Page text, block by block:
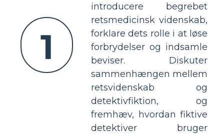
1
introducere begrebet
retsmedicinsk videnskab,
forklare dets rolle i at løse
forbrydelser og indsamle
beviser. Diskuter
sammenhængen mellem
retsvidenskab og
detektivfiktion, og
fremhæv, hvordan fiktive
detektiver bruger